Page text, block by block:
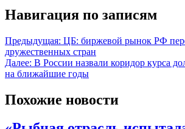
Навигация по записям
Предыдущая: ЦБ: биржевой рынок РФ
дружественных стран
Далее: В России назвали коридор курса
на ближайшие годы
Похожие новости